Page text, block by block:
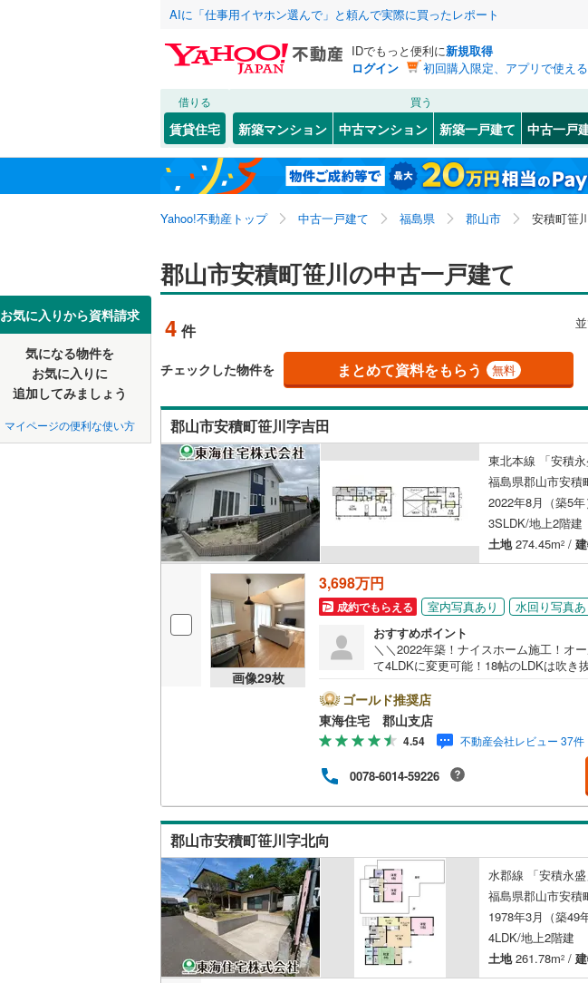
AIに「仕事用イヤホン選んで」と頼んで実際に買ったレポート
IDでもっと便利に新規取得
ログイン
初回購入限定、アプリで使え
借りる
賃貸住宅
買う
新築マンション 中古マンション 新築一戸建て 中古一戸
Yahoo!不動産トップ 中古一戸建て 福島県 郡山市 安積町笹
お気に入りから資料請求
気になる物件を
お気に入りに
追加してみましょう
マイページの便利な使い方
郡山市安積町笹川の中古一戸建て
4 件
チェックした物件を まとめて資料をもらう 無料
郡山市安積町笹川字吉田
東北本線 「安積
福島県郡山市安積
2022年8月（築5年
3SLDK/地上2階建
土地274.45m2 /
画像29枚
3,698万円
成約でもらえる 室内写真あり
水回り写真あ
おすすめポイント
＼＼2022年築！ナイスホーム施工！オ
て4LDKに変更可能！18帖のLDKは吹き
ゴールド推奨店
東海住宅 郡山支店
4.54 不動産会社レビュー 37件
0078-6014-59226
郡山市安積町笹川字北向
水郡線 「安積永
福島県郡山市安積
1978年3月（築49
4LDK/地上2階建
土地261.78m2 /
北海道 北海道
東北 青森 岩手 宮城
関東 東京 神奈川 埼玉
信越・北陸 新潟 長野
近畿 大阪 兵庫
中国 鳥取 島根 岡山
四国 徳島 香川 愛媛
九州・沖縄 福岡 佐賀 長崎
該当物件0件 この条件で検
福島市(84)
いわき市(45)
喜多方市(1)
田村市(0)
本宮市(5)
岩瀬郡天栄村(0)
大沼郡三島町(0)
西白河郡中島村
東白川郡矢祭町(0)
石川郡石川町(0)
石川郡浅川町(0)
田村郡小野町(
双葉郡富岡町 (1)
双葉郡双葉町(0
相馬郡新地町(1)
該当物件0件 この条件で検
安積町荒井(1)
大槻町(6)
喜久田町(3)
咲田 (1)
田村町桜ケ丘(1)
富久山町南小泉( 2)
該当物件0件
JR 東北本線(4)
磐越東線(2)
奥羽本線(0)
野岩鉄道会津鬼怒川線(0)
該当物件0件 この条件で検
該当物件0件
こだわり条件 リフォーム、リノベーション
リノベーション・リフォーム
（1）
設備
床暖房（0）
駐車場2台以上（3）
（2）
サービスルーム（納戸）（2）
立地
最寄りの駅が始発駅
配置、向き、建ち方、日当たり
前道6m以上（1）
平坦地（1）
LD
リビングダイニング15畳以上
（1）
キッチン
独立型キッチン（
販売、価格、契約、入居関連など
即入居可能
該当物件0件
検索条
この検索条件の新着物件通知
保存
福島県、郡山
検
マイペー